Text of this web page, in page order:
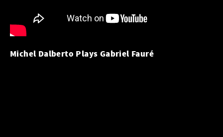
Michel Dalberto Plays Gabriel Fauré